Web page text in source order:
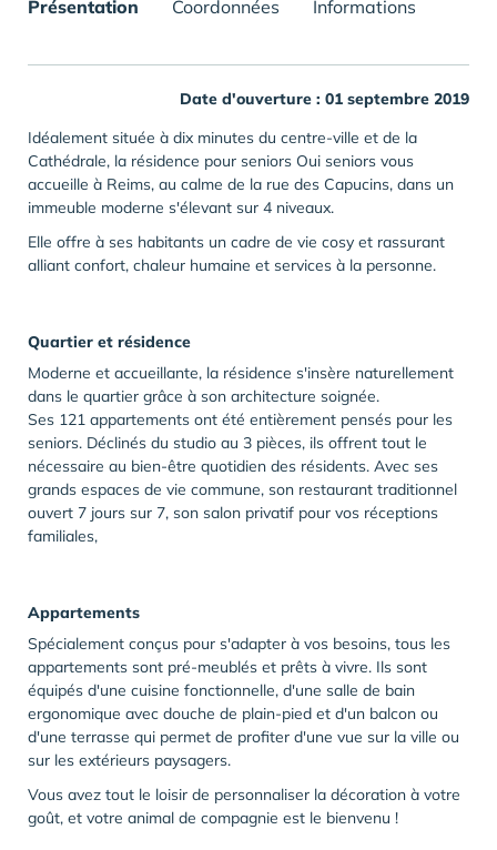
Présentation Coordonnées Informations
Date d'ouverture : 01 septembre 2019
Idéalement située à dix minutes du centre-ville et de la
Cathédrale, la résidence pour seniors Oui seniors vous
accueille à Reims, au calme de la rue des Capucins, dans un
immeuble moderne s'élevant sur 4 niveaux.
Elle offre à ses habitants un cadre de vie cosy et rassurant
alliant confort, chaleur humaine et services à la personne.
Quartier et résidence
Moderne et accueillante, la résidence s'insère naturellement
dans le quartier grâce à son architecture soignée.
Ses 121 appartements ont été entièrement pensés pour les
seniors. Déclinés du studio au 3 pièces, ils offrent tout le
nécessaire au bien-être quotidien des résidents. Avec ses
grands espaces de vie commune, son restaurant traditionnel
ouvert 7 jours sur 7, son salon privatif pour vos réceptions
familiales,
Appartements
Spécialement conçus pour s'adapter à vos besoins, tous les
appartements sont pré-meublés et prêts à vivre. Ils sont
équipés d'une cuisine fonctionnelle, d'une salle de bain
ergonomique avec douche de plain-pied et d'un balcon ou
d'une terrasse qui permet de profiter d'une vue sur la ville ou
sur les extérieurs paysagers.
Vous avez tout le loisir de personnaliser la décoration à votre
goût, et votre animal de compagnie est le bienvenu !